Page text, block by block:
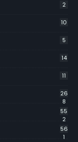
2
10
5
14
11
26
8
55
2
56
1